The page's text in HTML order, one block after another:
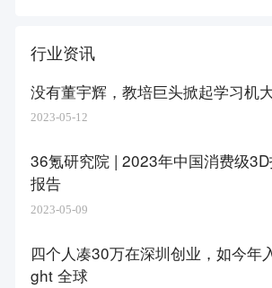
行业资讯
没有董宇辉，教培巨头掀起学习机
2023-05-12
36氪研究院 | 2023年中国消费级
报告
2023-05-09
四个人凑30万在深圳创业，如今年
ght 全球